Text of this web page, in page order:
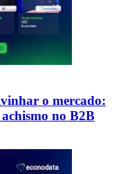
o mercado:
no B2B